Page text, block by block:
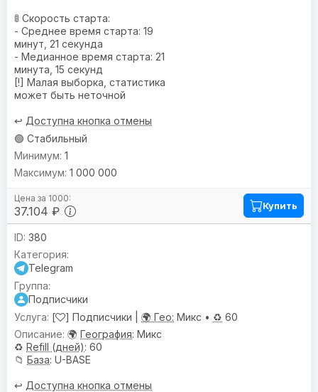
🚦 Скорость старта:
- Среднее время старта: 19
минут, 21 секунда
- Медианное время старта: 21
минута, 15 секунд
[!] Малая выборка, статистика
может быть неточной
↩️ Доступна кнопка отмены
🟢 Стабильный
37.104 ₽
1
1 000 000
Купить
380
Telegram
Подписчики
[
] Подписчики | 🌍 Гео: Микс • ♻️ 60
🌍 География: Микс
♻️ Refill (дней): 60
📁 База: U-BASE
↩️ Доступна кнопка отмены